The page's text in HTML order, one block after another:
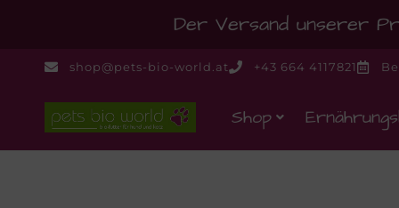
Der Versand unserer
shop@pets-bio-world.at +43 664 4117821
Shop